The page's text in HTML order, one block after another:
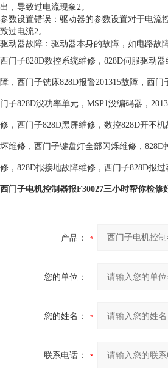
出，导致过电流现象2。
参数设置错误：驱动器的参数设置对于电流
致过电流2。
驱动器故障：驱动器本身的故障，如电路故
西门子828D数控系统维修，828D伺服驱动
障，西门子铣床828D报警201315故障，西
门子828D没功率单元，MSP1没编码器，
修，西门子828D黑屏维修，数控828D开不
坏维修，西门子键盘灯全部闪烁维修，
修，828D报接地故障维修，西门子828D报
西门子电机控制器报F30027三小时帮你检修
产品：
您的单位：
您的姓名：
联系电话：